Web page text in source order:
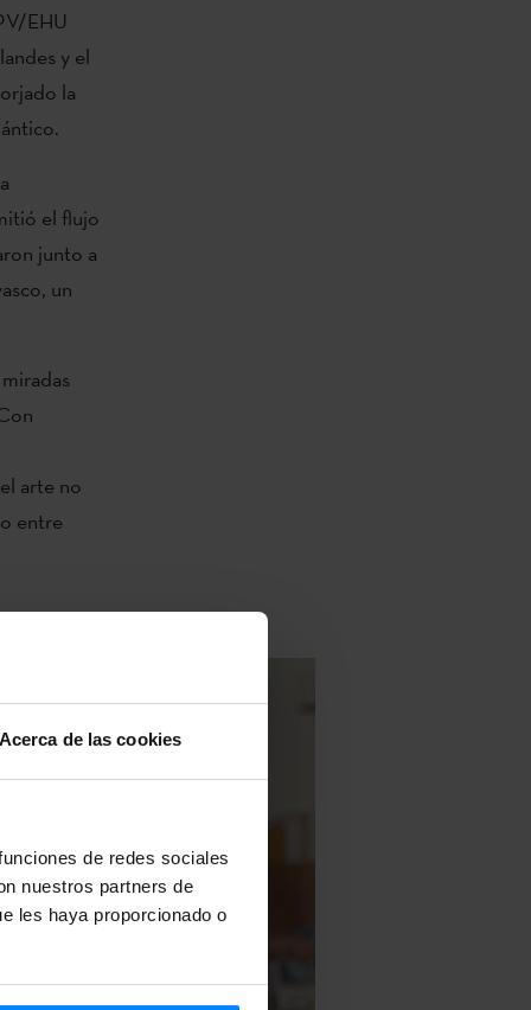
de las cookies
de redes sociales
nuestros partners de
les haya proporcionado o
EHU
y el
la
el flujo
junto a
un
arte no
entre